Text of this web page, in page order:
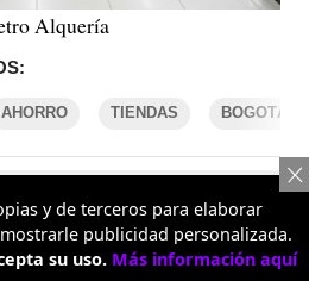
Alquería
AHORRO TIENDAS BOGOTÁ
UN ERROR
y de terceros para elaborar
publicidad personalizada.
su uso. Más información aquí